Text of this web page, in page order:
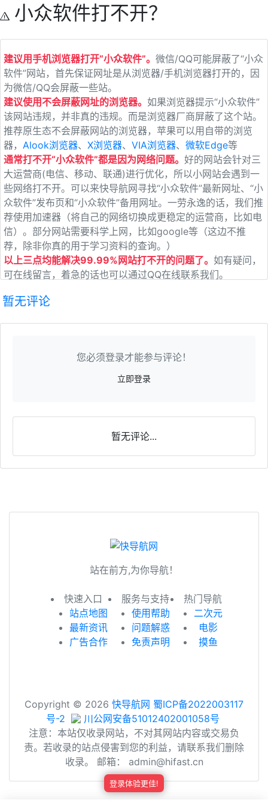
小众软件打不开？
建议用手机浏览器打开“小众软件”。 微信/QQ可能屏蔽了“小众
软件”网站，首先保证网址是从浏览器/手机浏览器打开的，因
为微信/QQ会屏蔽一些站。
建议使用不会屏蔽网址的浏览器。 如果浏览器提示“小众软件”
该网站违规，并非真的违规。而是浏览器厂商屏蔽了这个站。
推荐原生态不会屏蔽网站的浏览器，苹果可以用自带的浏览
器， Alook浏览器、 X浏览器、 VIA浏览器、 微软Edge等
通常打不开“小众软件”都是因为网络问题。 好的网站会针对三
大运营商(电信、移动、联通)进行优化，所以小网站会遇到一
些网络打不开。可以来快导航网寻找“小众软件”最新网址、“小
众软件”发布页和“小众软件”备用网址。一劳永逸的话，我们推
荐使用加速器（将自己的网络切换成更稳定的运营商，比如电
信）。部分网站需要科学上网，比如google等（这边不推
荐，除非你真的用于学习资料的查询。）
以上三点均能解决99.99%网站打不开的问题了。 如有疑问，
可在线留言，着急的话也可以通过QQ在线联系我们。
暂无评论
您必须登录才能参与评论！
立即登录
暂无评论...
登录体验更佳!
站在前方,为你导航！
快速入口
站点地图
最新资讯
广告合作
服务与支持
使用帮助
问题解惑
免责声明
热门导航
二次元
电影
摸鱼
Copyright © 2026 快导航网 蜀ICP备2022003117
号-2
川公网安备51012402001058号
注意：本站仅收录网站，不对其网站内容或交易负
责。若收录的站点侵害到您的利益，请联系我们删除
收录。 邮箱： admin@hifast.cn